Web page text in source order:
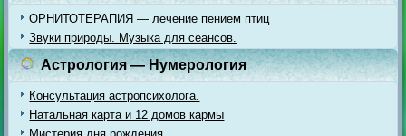
ОРНИТОТЕРАПИЯ — лечение пением птиц
Звуки природы. Музыка для сеансов.
Астрология — Нумерология
Консультация астропсихолога.
Натальная карта и 12 домов кармы